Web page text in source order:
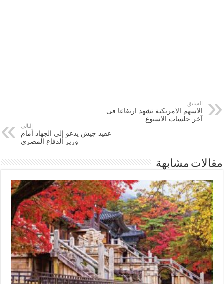
السابق
الاسهم الامريكية تشهد ارتفاعا فى
آخر جلسات الاسبوع
التالي
عقيد جيش يدعو إلى الجهاد أمام
وزير الدفاع المصري
مقالات مشابهة